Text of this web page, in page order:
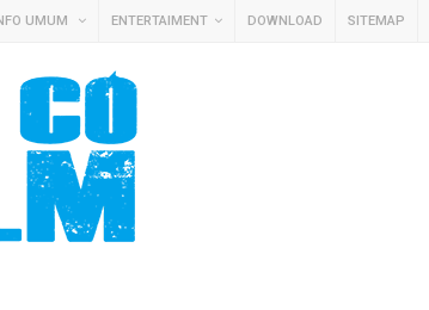
UMUM ENTERTAIMENT DOWNLOAD SITEMAP